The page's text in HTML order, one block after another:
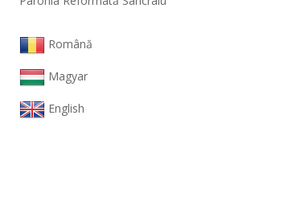
Română
Magyar
English